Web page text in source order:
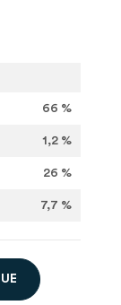
66 %
1,2 %
26 %
7,7 %
U E